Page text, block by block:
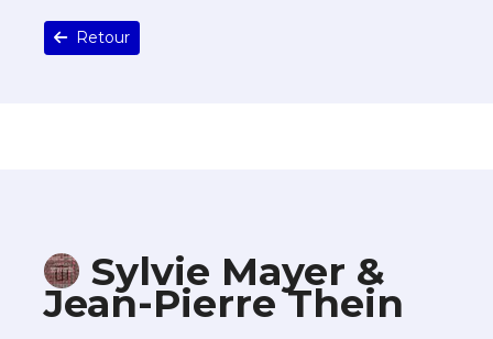
Retour
Sylvie Mayer &
Jean-Pierre Thein